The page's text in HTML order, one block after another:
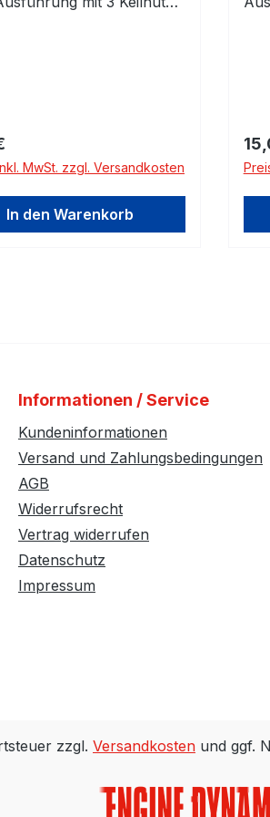
Preis:
MwSt. zzgl. Versandkosten
In den Warenkorb
Informationen / Service
Kundeninformationen
Versand und Zahlungsbedingungen
AGB
Widerrufsrecht
Vertrag widerrufen
Datenschutz
Impressum
zzgl. Versandkosten und ggf.